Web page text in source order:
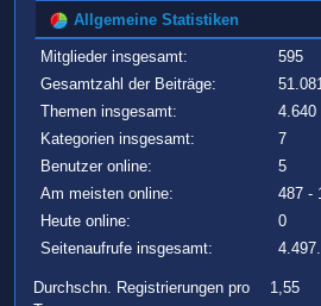
Allgemeine Statistiken
Mitglieder insgesamt:
595
Gesamtzahl der Beiträge:
Themen insgesamt:
4.640
Kategorien insgesamt:
7
Benutzer online:
5
Am meisten online:
487 -
Heute online:
0
Seitenaufrufe insgesamt:
Durchschn. Registrierungen pro
1,55